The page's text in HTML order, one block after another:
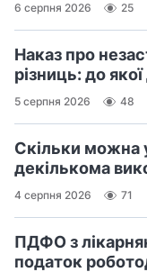
6 серпня 2026 25
Наказ про
різниць: до
5 серпня 2026 48
Скільки можна
декількома
4 серпня 2026 71
ПДФО з
податок